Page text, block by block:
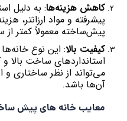
کاهش هزینه‌ها: به دلیل
پیشرفته و مواد ارزانتر،
پیش‌ساخته معمولاً کمتر
کیفیت بالا: این نوع خانه‌ها
استانداردهای ساخت بالا
می‌تواند از نظر ساختاری
آن‌ها باشد.
معایب خانه های پیش